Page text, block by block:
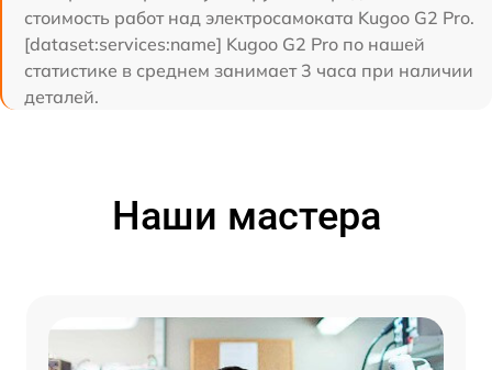
стоимость работ над электросамоката Kugoo G2 Pro.
[dataset:services:name] Kugoo G2 Pro по нашей
статистике в среднем занимает 3 часа при наличии
деталей.
Наши мастера